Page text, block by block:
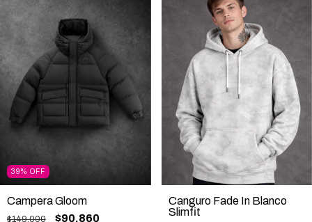
39% OFF
Campera Gloom
$149.000 $90.860
Canguro Fade In Blanco
Slimfit